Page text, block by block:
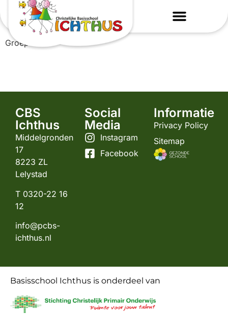
Juf Marianne
Groep 3-4
CBS
Ichthus
Middelgronden
17
8223 ZL
Lelystad
T 0320-22 16
12
info@pcbs-
ichthus.nl
Social
Media
Instagram
Facebook
Informatie
Privacy Policy
Sitemap
Basisschool Ichthus is onderdeel van